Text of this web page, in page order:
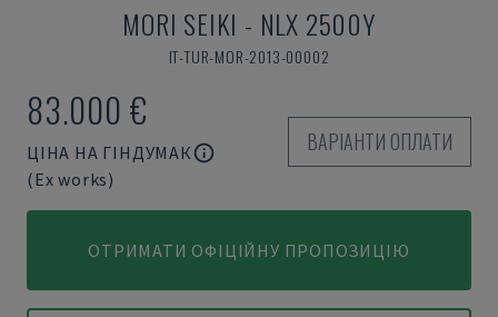
MORI SEIKI - NLX 2500Y
IT-TUR-MOR-2013-00002
83.000 €
ЦІНА НА ГІНДУМАК
(Ex works)
ВАРІАНТИ ОПЛАТИ
ОТРИМАТИ ОФІЦІЙНУ ПРОПОЗИЦІЮ